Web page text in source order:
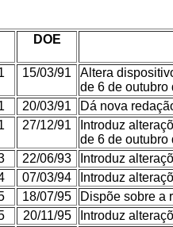
DOE
15/03/91
Altera
de 6 de outubro
20/03/91
Dá nova
27/12/91
Introduz
de 6 de outubro
22/06/93
Introduz
07/03/94
Introduz
18/07/95
Dispõe sobre a
20/11/95
Introduz